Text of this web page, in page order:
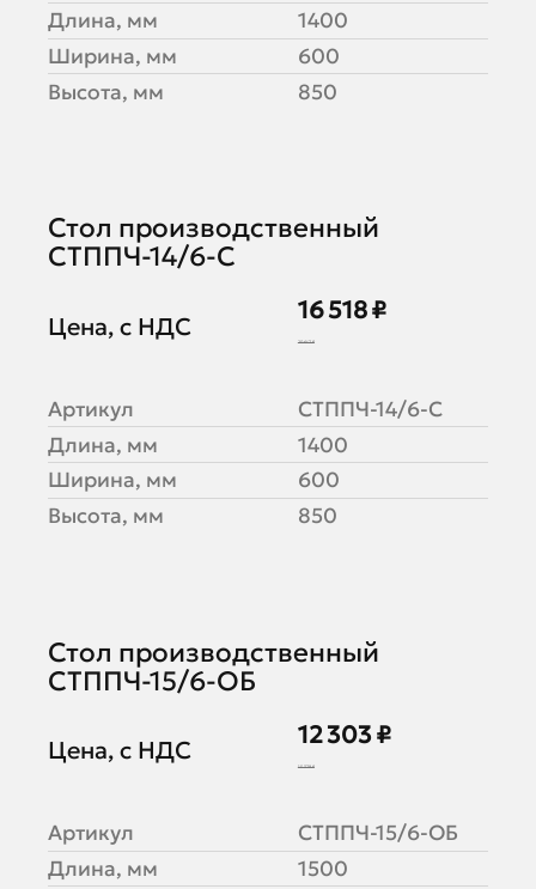
Длина, мм
1400
Ширина, мм
600
Высота, мм
850
Стол производственный
СТППЧ-14/6-С
Цена, с НДС
16 518 ₽
20 647 ₽
Артикул
СТППЧ-14/6-С
Длина, мм
1400
Ширина, мм
600
Высота, мм
850
Стол производственный
СТППЧ-15/6-ОБ
Цена, с НДС
12 303 ₽
15 379 ₽
Артикул
СТППЧ-15/6-ОБ
Длина, мм
1500